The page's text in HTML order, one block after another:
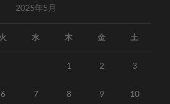
2025年5月
火 水 木 金 土
1 2 3
6 7 8 9 10